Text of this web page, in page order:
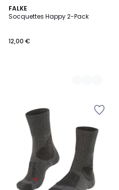
FALKE
Socquettes Happy 2-Pack
12,00 €
6
Couleurs